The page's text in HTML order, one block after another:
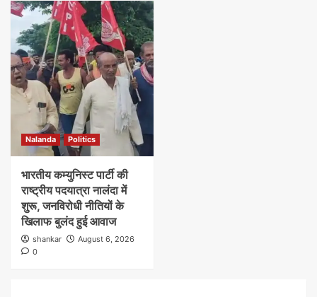
Nalanda Politics
भारतीय कम्युनिस्ट पार्टी की
राष्ट्रीय पदयात्रा नालंदा में
शुरू, जनविरोधी नीतियों के
खिलाफ बुलंद हुई आवाज
shankar
August 6, 2026
0